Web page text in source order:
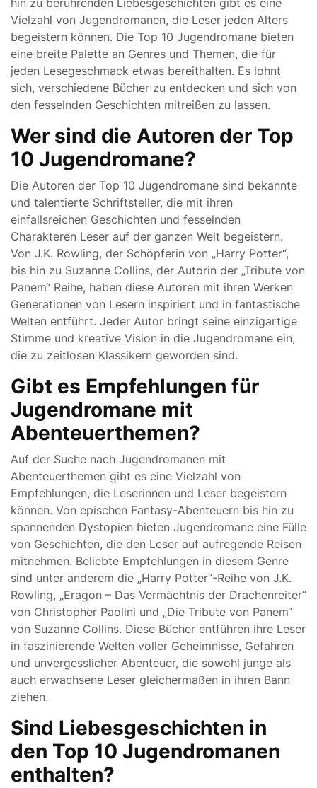
hin zu berührenden Liebesgeschichten gibt es eine
Vielzahl von Jugendromanen, die Leser jeden Alters
begeistern können. Die Top 10 Jugendromane bieten
eine breite Palette an Genres und Themen, die für
jeden Lesegeschmack etwas bereithalten. Es lohnt
sich, verschiedene Bücher zu entdecken und sich von
den fesselnden Geschichten mitreißen zu lassen.
Wer sind die Autoren der Top
10 Jugendromane?
Die Autoren der Top 10 Jugendromane sind bekannte
und talentierte Schriftsteller, die mit ihren
einfallsreichen Geschichten und fesselnden
Charakteren Leser auf der ganzen Welt begeistern.
Von J.K. Rowling, der Schöpferin von „Harry Potter“,
bis hin zu Suzanne Collins, der Autorin der „Tribute von
Panem“ Reihe, haben diese Autoren mit ihren Werken
Generationen von Lesern inspiriert und in fantastische
Welten entführt. Jeder Autor bringt seine einzigartige
Stimme und kreative Vision in die Jugendromane ein,
die zu zeitlosen Klassikern geworden sind.
Gibt es Empfehlungen für
Jugendromane mit
Abenteuerthemen?
Auf der Suche nach Jugendromanen mit
Abenteuerthemen gibt es eine Vielzahl von
Empfehlungen, die Leserinnen und Leser begeistern
können. Von epischen Fantasy-Abenteuern bis hin zu
spannenden Dystopien bieten Jugendromane eine Fülle
von Geschichten, die den Leser auf aufregende Reisen
mitnehmen. Beliebte Empfehlungen in diesem Genre
sind unter anderem die „Harry Potter“-Reihe von J.K.
Rowling, „Eragon – Das Vermächtnis der Drachenreiter“
von Christopher Paolini und „Die Tribute von Panem“
von Suzanne Collins. Diese Bücher entführen ihre Leser
in faszinierende Welten voller Geheimnisse, Gefahren
und unvergesslicher Abenteuer, die sowohl junge als
auch erwachsene Leser gleichermaßen in ihren Bann
ziehen.
Sind Liebesgeschichten in
den Top 10 Jugendromanen
enthalten?